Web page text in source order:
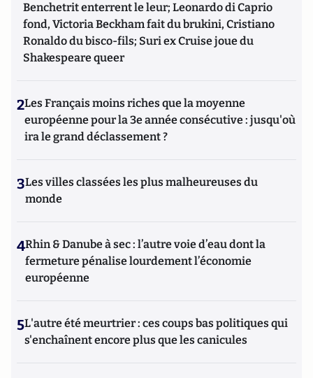
Benchetrit enterrent le leur; Leonardo di Caprio
fond, Victoria Beckham fait du brukini, Cristiano
Ronaldo du bisco-fils; Suri ex Cruise joue du
Shakespeare queer
2Les Français moins riches que la moyenne
européenne pour la 3e année consécutive : jusqu'où
ira le grand déclassement ?
3Les villes classées les plus malheureuses du
monde
4Rhin & Danube à sec : l’autre voie d’eau dont la
fermeture pénalise lourdement l’économie
européenne
5L'autre été meurtrier : ces coups bas politiques qui
s'enchaînent encore plus que les canicules